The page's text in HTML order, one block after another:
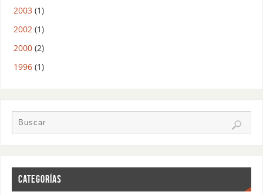
2003(1)
2002(1)
2000(2)
1996(1)
CATEGORÍAS